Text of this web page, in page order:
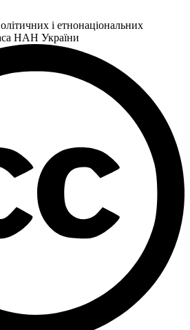
і етнонаціональних
НАН України